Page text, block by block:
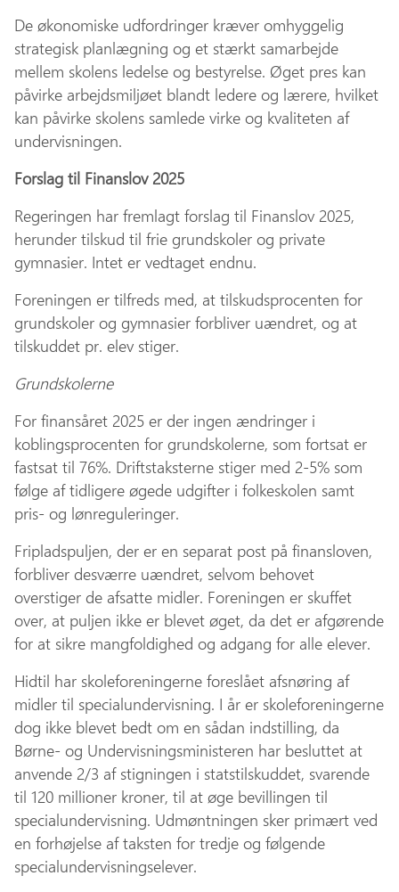
De økonomiske udfordringer kræver omhyggelig
strategisk planlægning og et stærkt samarbejde
mellem skolens ledelse og bestyrelse. Øget pres kan
påvirke arbejdsmiljøet blandt ledere og lærere, hvilket
kan påvirke skolens samlede virke og kvaliteten af
undervisningen.
Forslag til Finanslov 2025
Regeringen har fremlagt forslag til Finanslov 2025,
herunder tilskud til frie grundskoler og private
gymnasier. Intet er vedtaget endnu.
Foreningen er tilfreds med, at tilskudsprocenten for
grundskoler og gymnasier forbliver uændret, og at
tilskuddet pr. elev stiger.
Grundskolerne
For finansåret 2025 er der ingen ændringer i
koblingsprocenten for grundskolerne, som fortsat er
fastsat til 76%. Driftstaksterne stiger med 2-5% som
følge af tidligere øgede udgifter i folkeskolen samt
pris- og lønreguleringer.
Fripladspuljen, der er en separat post på finansloven,
forbliver desværre uændret, selvom behovet
overstiger de afsatte midler. Foreningen er skuffet
over, at puljen ikke er blevet øget, da det er afgørende
for at sikre mangfoldighed og adgang for alle elever.
Hidtil har skoleforeningerne foreslået afsnøring af
midler til specialundervisning. I år er skoleforeningerne
dog ikke blevet bedt om en sådan indstilling, da
Børne- og Undervisningsministeren har besluttet at
anvende 2/3 af stigningen i statstilskuddet, svarende
til 120 millioner kroner, til at øge bevillingen til
specialundervisning. Udmøntningen sker primært ved
en forhøjelse af taksten for tredje og følgende
specialundervisningselever.